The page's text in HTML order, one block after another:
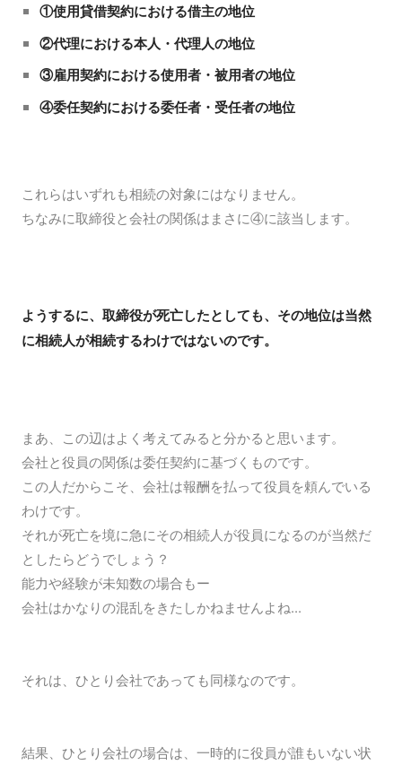
①使用貸借契約における借主の地位
②代理における本人・代理人の地位
③雇用契約における使用者・被用者の地位
④委任契約における委任者・受任者の地位
これらはいずれも相続の対象にはなりません。
ちなみに取締役と会社の関係はまさに④に該当します。
ようするに、取締役が死亡したとしても、その地位は当然
に相続人が相続するわけではないのです。
まあ、この辺はよく考えてみると分かると思います。
会社と役員の関係は委任契約に基づくものです。
この人だからこそ、会社は報酬を払って役員を頼んでいる
わけです。
それが死亡を境に急にその相続人が役員になるのが当然だ
としたらどうでしょう？
能力や経験が未知数の場合もー
会社はかなりの混乱をきたしかねませんよね...
それは、ひとり会社であっても同様なのです。
結果、ひとり会社の場合は、一時的に役員が誰もいない状